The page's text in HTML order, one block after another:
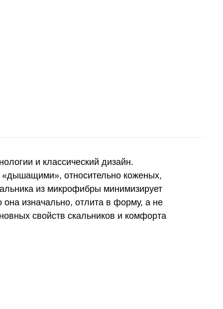
и классический дизайн.
«дышащими», относительно коженых,
из микрофибры минимизирует
изначально, отлита в форму, а не
свойств скальников и комфорта